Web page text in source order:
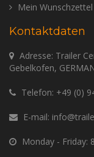
Mein Wunschzettel
Kontaktdaten
Adresse: Trailer
Gebelkofen,
Telefon: +49 (0)
E-mail:
Monday - Friday: